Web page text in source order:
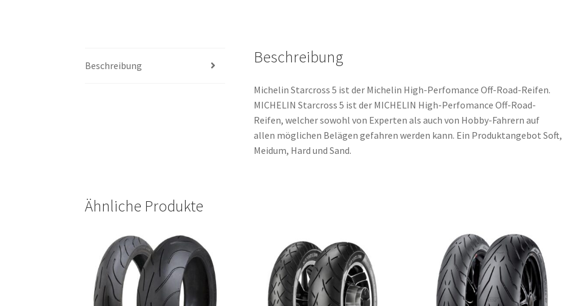
Beschreibung Beschreibung
Michelin Starcross 5 ist der Michelin High-Perfomance Off-Road-Reifen.
MICHELIN Starcross 5 ist der MICHELIN High-Perfomance Off-Road-
Reifen, welcher sowohl von Experten als auch von Hobby-Fahrern auf
allen möglichen Belägen gefahren werden kann. Ein Produktangebot Soft,
Meidum, Hard und Sand.
Ähnliche Produkte